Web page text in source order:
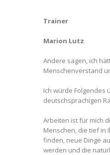
Trainer
Marion Lutz
Andere sagen, ich
Menschenverstand
Ich würde Folgendes
deutschsprachigen
Arbeiten ist für mich
Menschen, die tief in
finden, neue Dinge
werden und die